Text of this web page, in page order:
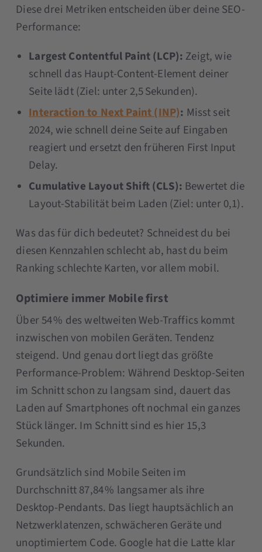
Diese drei Metriken entscheiden über deine SEO-
Performance:
Largest Contentful Paint (LCP): Zeigt, wie
schnell das Haupt-Content-Element deiner
Seite lädt (Ziel: unter 2,5 Sekunden).
Interaction to Next Paint (INP): Misst seit
2024, wie schnell deine Seite auf Eingaben
reagiert und ersetzt den früheren First Input
Delay.
Cumulative Layout Shift (CLS): Bewertet die
Layout-Stabilität beim Laden (Ziel: unter 0,1).
Was das für dich bedeutet? Schneidest du bei
diesen Kennzahlen schlecht ab, hast du beim
Ranking schlechte Karten, vor allem mobil.
Optimiere immer Mobile first
Über 54 % des weltweiten Web-Traffics kommt
inzwischen von mobilen Geräten. Tendenz
steigend. Und genau dort liegt das größte
Performance-Problem: Während Desktop-Seiten
im Schnitt schon zu langsam sind, dauert das
Laden auf Smartphones oft nochmal ein ganzes
Stück länger. Im Schnitt sind es hier 15,3
Sekunden.
Grundsätzlich sind Mobile Seiten im
Durchschnitt 87,84 % langsamer als ihre
Desktop-Pendants. Das liegt hauptsächlich an
Netzwerklatenzen, schwächeren Geräte und
unoptimiertem Code. Google hat die Latte klar